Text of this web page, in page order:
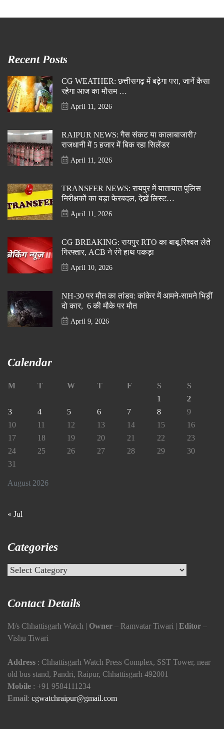
Recent Posts
CG WEATHER: छत्तीसगढ़ में बढ़ेगा परा, जानें कैसा
रहेगा आज का मौसम …
April 11, 2026
RAIPUR NEWS: गैस संकट या कालाबाजारी?
राजधानी में 5 हजार में बिक रहा सिलेंडर
April 11, 2026
TRANSFER NEWS: रायपुर में यातायात पुलिस
निरीक्षकों का बड़ा फेरबदल, देखें लिस्ट…
April 11, 2026
CG BREAKING: रायपुर RTO का बाबू रिश्वत लेते
गिरफ्तार, ACB ने रंगे हाथ पकड़ा
April 10, 2026
NH-30 पर मौत का तांडव: कांकेर में आमने-सामने भिड़ीं
दो कार, 6 की मौके पर मौत
April 9, 2026
Calendar
August 2026
M T W T F S
S
1
2
3
4 5 6 7 8
9
10
11 12 13 14 15
16
17
18 19 20 21 22
23
24
25 26 27 28 29
30
31
« Jul
Categories
Categories
Contact Details
M/s Chhattisgarh Watch | Owner – Ramvatar Tiwari | Editor –
Vishu Tiwari
Address : Chhattisgarh Watch Press Complex, SST Tower, near
old bus stand, Pandri, Raipur, Chhattisgarh 492001
Mobile : +91 9584111234
Email: cgwatchraipur@gmail.com